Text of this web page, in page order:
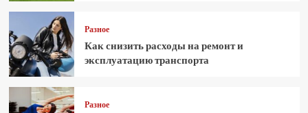
Разное
Как снизить расходы на ремонт и
эксплуатацию транспорта
Разное